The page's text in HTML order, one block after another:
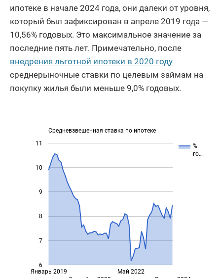
ипотеке в начале 2024 года, они далеки от уровня,
который был зафиксирован в апреле 2019 года —
10,56% годовых. Это максимальное значение за
последние пять лет. Примечательно, после
внедрения льготной ипотеки в 2020 году
среднерыночные ставки по целевым займам на
покупку жилья были меньше 9,0% годовых.
Средневзвешенная ставка по ипотеке
%
го…
Январь 2019
Май 2022
6
7
8
9
10
11